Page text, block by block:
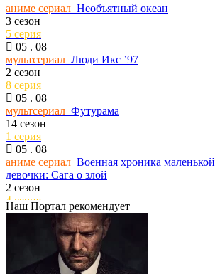
2 серия
06 . 08
сериалМечтаю о тебе
1 сезон
8 серия
06 . 08
сериалБиблиотекари: Следующая глава
2 сезон
2 серия
06 . 08
сериалСтерлинг-Поинт
1 сезон
8 серия
06 . 08
сериалТед Лассо
4 сезон
1670
8 серия
аниме сериал Необъятный океан
3 сезон
5 серия
05 . 08
мультсериал Люди Икс ’97
2 сезон
8 серия
05 . 08
мультсериал Футурама
14 сезон
1 серия
05 . 08
аниме сериал Военная хроника маленькой
девочки: Сага о злой
2 сезон
4 серия
05 . 08
аниме сериалРыцарь-скелет вступает в
параллельный мир
5 серия
Наш Портал рекомендует